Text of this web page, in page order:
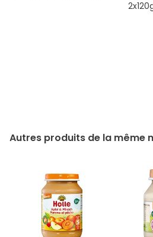
Autres produits de la même